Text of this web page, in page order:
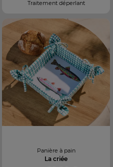
Traitement déperlant
Panière à pain
La criée